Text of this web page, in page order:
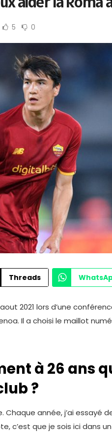
5 0
Threads
2021 lors d’une
Il a choisi le maillot
à 26 ans
?
année, j’ai essayé
c’est que je sois ici dans